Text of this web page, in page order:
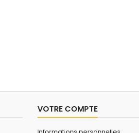
VOTRE COMPTE